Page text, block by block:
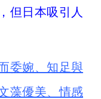
但日本吸引人
委婉、知足與
藻優美、情感